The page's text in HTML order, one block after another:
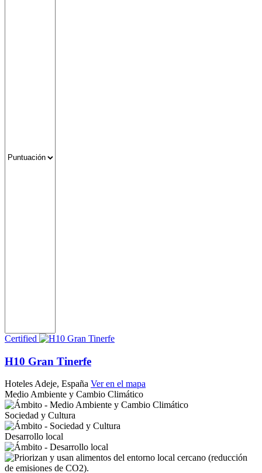
Certified
H10 Gran Tinerfe
Hoteles Adeje, España Ver en el mapa
Medio Ambiente y Cambio Climático
Sociedad y Cultura
Desarrollo local